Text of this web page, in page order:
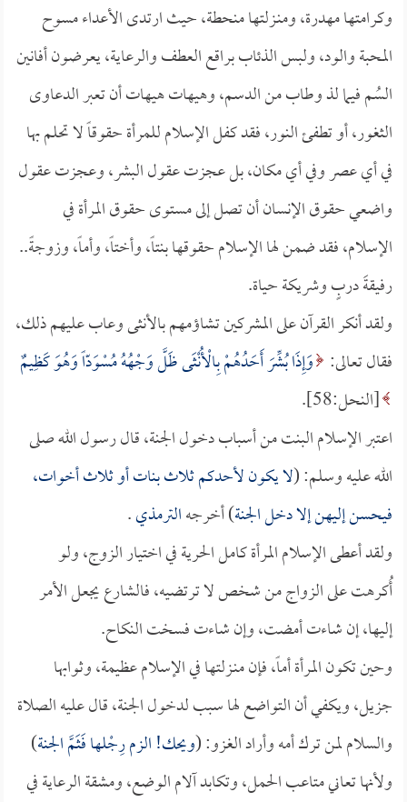
وكرامتها مهدرة، ومنـزلتها منحطة، حيث ارتدى الأعداء مسوح
المحبة والود، ولبس الذئاب براقع العطف والرعاية، يعرضون أفانين
السُم فيما لذ وطاب من الدسم، وهيهات هيهات أن تعبر الدعاوى
الثغور، أو تطفئ النور، فقد كفل الإسلام للمرأة حقوقاً لا تحلم بها
في أي عصر وفي أي مكان، بل عجزت عقول البشر، وعجزت عقول
واضعي حقوق الإنسان أن تصل إلى مستوى حقوق المرأة في
الإسلام، فقد ضمن لها الإسلام حقوقها بنتاً، وأختاً، وأماً، وزوجةً..
رفيقةَ دربٍ وشريكة حياة.
ولقد أنكر القرآن على المشركين تشاؤمهم بالأنثى وعاب عليهم ذلك،
فقال تعالى: وَإِذَا بُشِّرَ أَحَدُهُمْ بِالْأُنْثَى ظَلَّ وَجْهُهُ مُسْوَدّاً وَهُوَ كَظِيمٌ
[النحل:58].
اعتبر الإسلام البنت من أسباب دخول الجنة، قال رسول الله صلى
الله عليه وسلم: (لا يكون لأحدكم ثلاث بنات أو ثلاث أخوات،
فيحسن إليهن إلا دخل الجنة) أخرجهالترمذي.
ولقد أعطى الإسلام المرأة كامل الحرية في اختيار الزوج، ولو
أُكرهت على الزواج من شخص لا ترتضيه، فالشارع يجعل الأمر
إليها، إن شاءت أمضت، وإن شاءت فسخت النكاح.
وحين تكون المرأة أماً، فإن منـزلتها في الإسلام عظيمة، وثوابها
جزيل، ويكفي أن التواضع لها سبب لدخول الجنة، قال عليه الصلاة
والسلام لمن ترك أمه وأراد الغزو: (ويحك! الزم رِجْلها فَثَمَّ الجنة)
ولأنها تعاني متاعب الحمل، وتكابد آلام الوضع، ومشقة الرعاية في